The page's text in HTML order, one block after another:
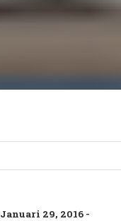
Januari 29, 2016